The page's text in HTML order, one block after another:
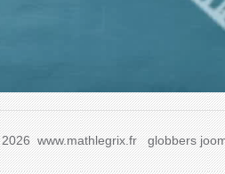
2026 www.mathlegrix.frglobbers